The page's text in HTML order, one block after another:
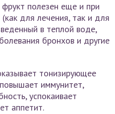
полезен еще и при
для лечения, так и для
в теплой воде,
бронхов и другие
тонизирующее
иммунитет,
успокаивает
аппетит.